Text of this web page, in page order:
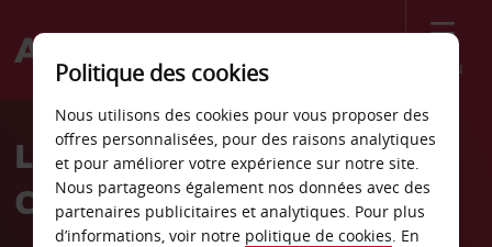
Menu
Welcome
AvisLocation de voiture
Civitanova Marche
Politique des cookies
Nous utilisons des cookies pour vous proposer des
offres personnalisées, pour des raisons analytiques
et pour améliorer votre expérience sur notre site.
Nous partageons également nos données avec des
partenaires publicitaires et analytiques. Pour plus
d’informations, voir notre politique de cookies. En